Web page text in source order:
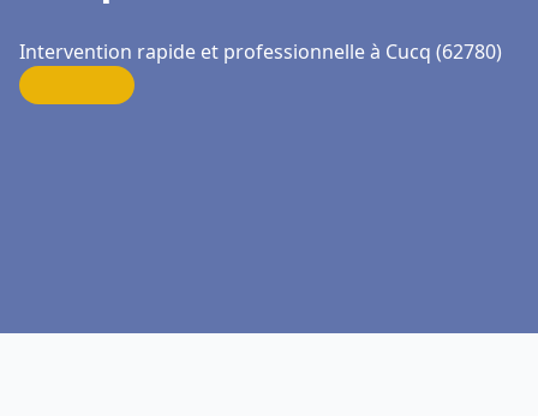
Intervention rapide et professionnelle à Cucq (62780)